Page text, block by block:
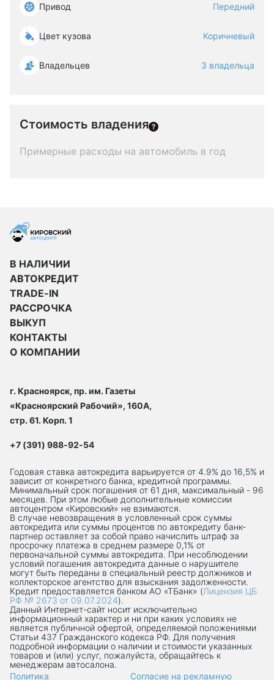
Привод Передний
Цвет кузова Коричневый
Владельцев 3 владельца
Стоимость владения
Примерные расходы на автомобиль в год
В НАЛИЧИИ
АВТОКРЕДИТ
TRADE-IN
РАССРОЧКА
ВЫКУП
КОНТАКТЫ
О КОМПАНИИ
г. Красноярск, пр. им. Газеты
«Красноярский Рабочий», 160А,
стр. 61. Корп. 1
+7 (391) 988-92-54
Годовая ставка автокредита варьируется от 4.9% до 16,5% и
зависит от конкретного банка, кредитной программы.
Минимальный срок погашения от 61 дня, максимальный - 96
месяцев. При этом любые дополнительные комиссии
автоцентром «Кировский» не взимаются.
В случае невозвращения в условленный срок суммы
автокредита или суммы процентов по автокредиту банк-
партнер оставляет за собой право начислить штраф за
просрочку платежа в среднем размере 0,1% от
первоначальной суммы автокредита. При несоблюдении
условий погашения автокредита данные о нарушителе
могут быть переданы в специальный реестр должников и
коллекторское агентство для взыскания задолженности.
Кредит предоставляется банком АО «ТБанк» (Лицензия ЦБ
РФ № 2673 от 09.07.2024).
Данный Интернет-сaйт носит исключительно
информационный характер и ни при каких условиях не
является публичной офертой, определяемой положениями
Статьи 437 Гражданского кодекса РФ. Для получения
подробной информации о наличии и стоимости указанных
товаров и (или) услуг, пожалуйста, обращайтесь к
менеджерам автосалона.
Политика
Согласие на рекламную